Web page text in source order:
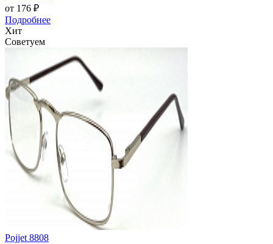
от 176 ₽
Подробнее
Хит
Советуем
Pojjet 8808